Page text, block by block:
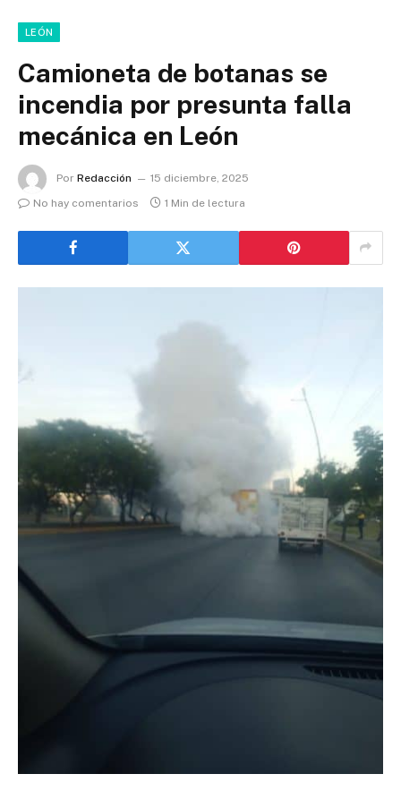
LEÓN
Camioneta de botanas se
incendia por presunta falla
mecánica en León
Por Redacción
15 diciembre, 2025
No hay comentarios
1 Min de lectura